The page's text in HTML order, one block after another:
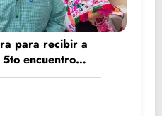
para recibir a
encuentro